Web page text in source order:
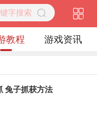
教程 游戏资讯
兔子抓获方法